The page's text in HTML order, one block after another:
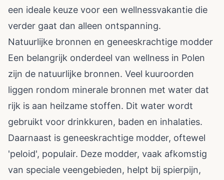
een ideale keuze voor een wellnessvakantie die
verder gaat dan alleen ontspanning.
Natuurlijke bronnen en geneeskrachtige modder
Een belangrijk onderdeel van wellness in Polen
zijn de natuurlijke bronnen. Veel kuuroorden
liggen rondom minerale bronnen met water dat
rijk is aan heilzame stoffen. Dit water wordt
gebruikt voor drinkkuren, baden en inhalaties.
Daarnaast is geneeskrachtige modder, oftewel
'peloid', populair. Deze modder, vaak afkomstig
van speciale veengebieden, helpt bij spierpijn,